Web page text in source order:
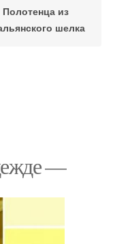
Полотенца из
шелка
—